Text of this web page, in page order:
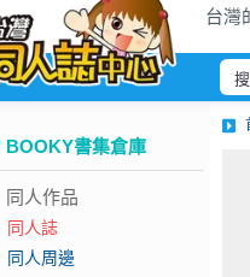
台灣
BOOKY書集倉庫
同人作品
同人誌
同人周邊